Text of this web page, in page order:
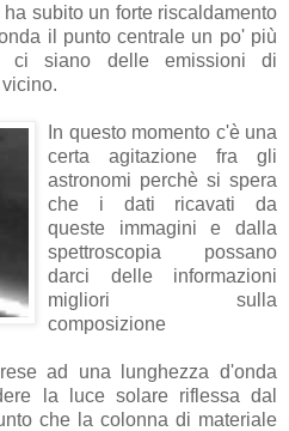
subito un forte riscaldamento
il punto centrale un po' più
ci siano delle emissioni di
In questo momento c'è una
certa agitazione fra gli
astronomi perchè si spera
che i dati ricavati da
queste immagini e dalla
spettroscopia possano
darci delle informazioni
migliori sulla
composizione
ad una lunghezza d'onda
la luce solare riflessa dal
che la colonna di materiale